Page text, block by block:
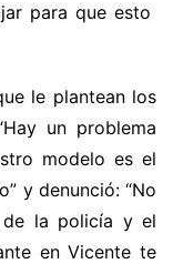
para que esto
le plantean los
un problema
modelo es el
y denunció: “No
de la policía y el
en Vicente te